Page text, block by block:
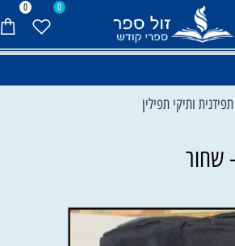
0 0
תפידנית ותיקי תפילין
שחור